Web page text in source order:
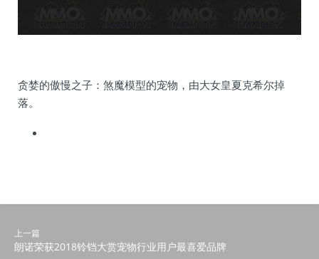
贪婪的傲慢之子：煞魔模型的宠物，由大女皇夏克希尔掉
落。
上一篇
朗诺荣获2018铃铛大赏宠物行业用户最喜爱品牌